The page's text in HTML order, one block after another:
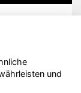
- 2026
und